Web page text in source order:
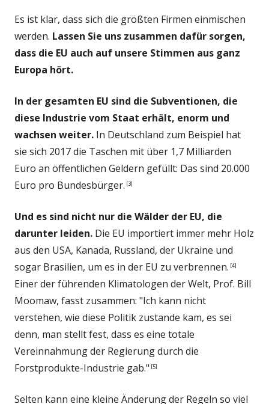
Es ist klar, dass sich die größten Firmen einmischen
werden. Lassen Sie uns zusammen dafür sorgen,
dass die EU auch auf unsere Stimmen aus ganz
Europa hört.
In der gesamten EU sind die Subventionen, die
diese Industrie vom Staat erhält, enorm und
wachsen weiter. In Deutschland zum Beispiel hat
sie sich 2017 die Taschen mit über 1,7 Milliarden
Euro an öffentlichen Geldern gefüllt: Das sind 20.000
Euro pro Bundesbürger. [3]
Und es sind nicht nur die Wälder der EU, die
darunter leiden. Die EU importiert immer mehr Holz
aus den USA, Kanada, Russland, der Ukraine und
sogar Brasilien, um es in der EU zu verbrennen. [4]
Einer der führenden Klimatologen der Welt, Prof. Bill
Moomaw, fasst zusammen: "Ich kann nicht
verstehen, wie diese Politik zustande kam, es sei
denn, man stellt fest, dass es eine totale
Vereinnahmung der Regierung durch die
Forstprodukte-Industrie gab." [5]
Selten kann eine kleine Änderung der Regeln so viel